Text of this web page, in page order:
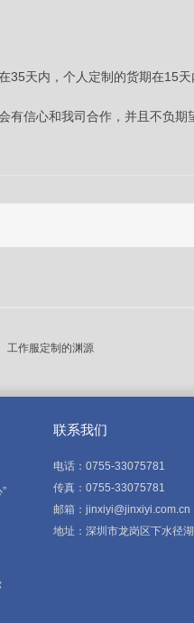
天内，个人定制的货期在15天
有信心和我司合作，并且不负期
工作服定制的渊源
联系我们
电话：0755-33075781
传真：0755-33075781
邮箱：jinxiyi@jinxiyi.com.cn
地址：深圳市龙岗区下水径